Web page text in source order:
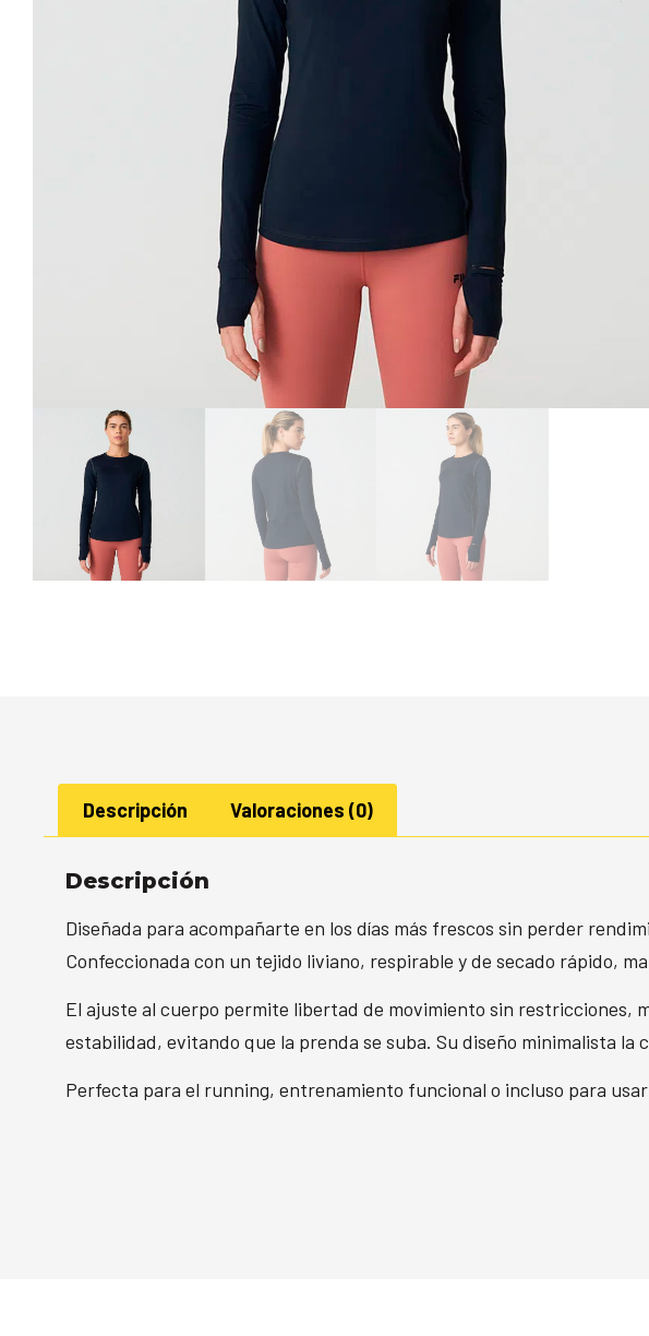
Descripción Valoraciones (0)
Descripción
Diseñada para acompañarte en los días más frescos sin perder
Confeccionada con un tejido liviano, respirable y de secado rápido,
El ajuste al cuerpo permite libertad de movimiento sin restricciones,
estabilidad, evitando que la prenda se suba. Su diseño minimalista
Perfecta para el running, entrenamiento funcional o incluso para